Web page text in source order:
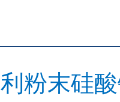
粉末硅